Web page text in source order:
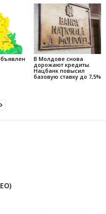
В Молдове снова
дорожают кредиты.
Нацбанк повысил
базовую ставку до 7,5%